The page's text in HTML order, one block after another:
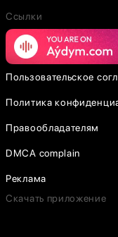
Ссылки
Пользовательское
Политика
Правообладателям
DMCA complain
Реклама
Скачать приложение